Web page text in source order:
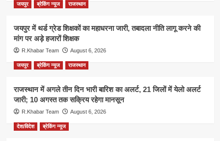
जयपुर ब्रेकिंग न्यूज राजस्थान
जयपुर में थर्ड ग्रेड शिक्षकों का महाधरना जारी, तबादला नीति लागू करने की
मांग पर अड़े हजारों शिक्षक
R.Khabar Team August 6, 2026
जयपुर ब्रेकिंग न्यूज राजस्थान
राजस्थान में अगले तीन दिन भारी बारिश का अलर्ट, 21 जिलों में येलो अलर्ट
जारी; 10 अगस्त तक सक्रिय रहेगा मानसून
R.Khabar Team August 6, 2026
देश/विदेश ब्रेकिंग न्यूज